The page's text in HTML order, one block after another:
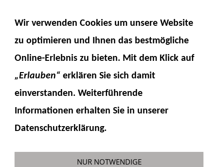
1-Steg Metallkettenglied inkl.
Fumotec»Modellkomponenten
Wir verwenden Cookies um unsere Website
zu optimieren und Ihnen das bestmögliche
Online-Erlebnis zu bieten. Mit dem Klick auf
„Erlauben“ erklären Sie sich damit
einverstanden. Weiterführende
Informationen erhalten Sie in unserer
Datenschutzerklärung.
NUR NOTWENDIGE